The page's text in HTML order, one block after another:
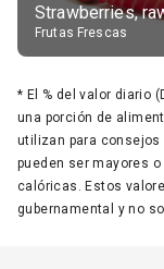
Strawberries,
Frutas Frescas
* El % del valor diario
una porción de
utilizan para consejos
pueden ser mayores
calóricas. Estos
gubernamental y no